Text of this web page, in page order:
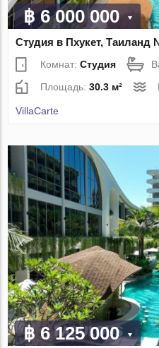
฿ 6 000 000
Студия в Пхукет, Таиланд
Комнат:Студия
Площадь:30.3 м²
VillaСarte
฿ 6 125 000